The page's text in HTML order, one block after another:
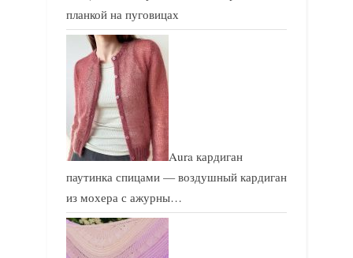
планкой на пуговицах
Aura кардиган
паутинка спицами — воздушный кардиган
из мохера с ажурны…